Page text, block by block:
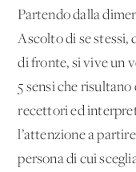
Partendo dalla
Ascolto di se stessi,
di fronte, si vive un
5 sensi che
recettori ed
l’attenzione a
persona di cui